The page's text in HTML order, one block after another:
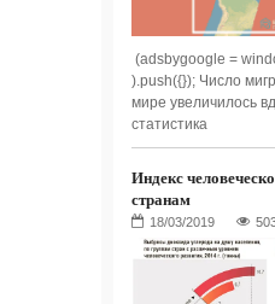
(adsbygoogle =
).push({}); Число
мире увеличилось
статистика
Индекс
странам